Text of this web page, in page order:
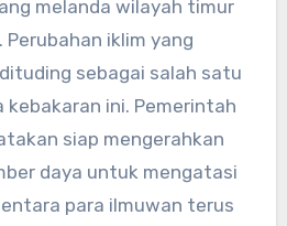
melanda wilayah timur
iklim yang
sebagai salah satu
kebakaran ini. Pemerintah
siap mengerahkan
daya untuk mengatasi
para ilmuwan terus